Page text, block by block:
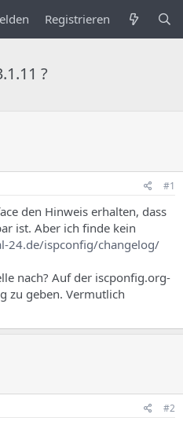
Registrieren
?
#1
den Hinweis erhalten, dass
ist. Aber ich finde kein
24.de/ispconfig/changelog/
nach? Auf der iscponfig.org-
zu geben. Vermutlich
#2